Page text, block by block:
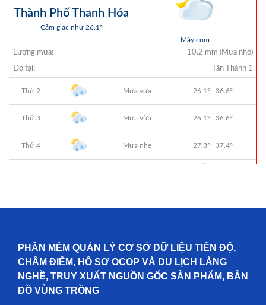
PHẦN MỀM QUẢN LÝ CƠ SỞ DỮ LIỆU TIẾN ĐỘ,
CHẤM ĐIỂM, HỒ SƠ OCOP VÀ DU LỊCH LÀNG
NGHỀ, TRUY XUẤT NGUỒN GỐC SẢN PHẨM, BẢN
ĐỒ VÙNG TRỒNG